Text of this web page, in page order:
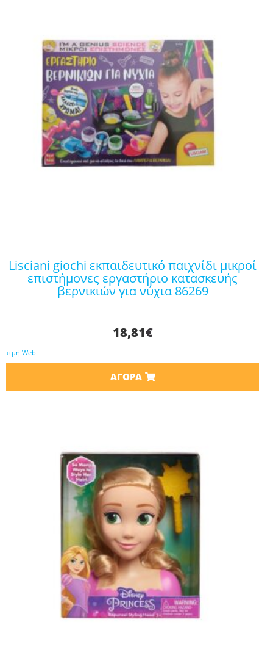
lisciani giochi εκπαιδευτικό παιχνίδι μικροί
επιστήμονες εργαστήριο κατασκευής
βερνικιών για νύχια 86269
18,81€
τιμή Web
ΑΓΟΡΆ